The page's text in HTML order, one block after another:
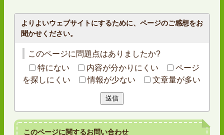
よりよいウェブサイトにするために、ページのご感想をお
聞かせください。
このページに問題点はありましたか?
特にない
内容が分かりにくい
ページ
を探しにくい
情報が少ない 文章量が多い
送信
このページに関するお問い合わせ